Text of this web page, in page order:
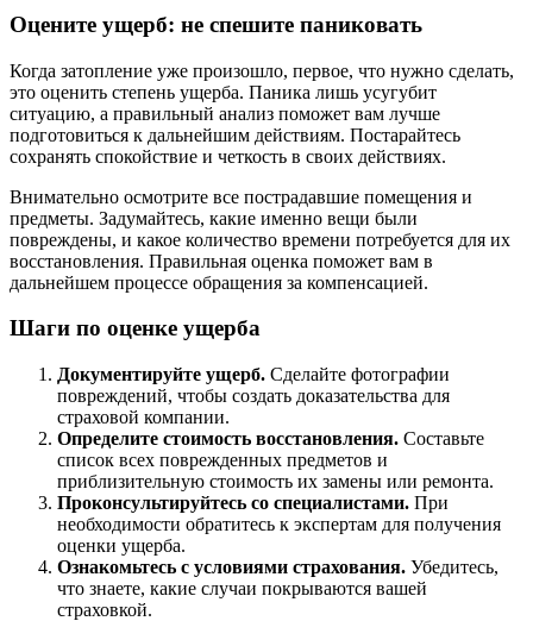
Оцените ущерб: не спешите паниковать
Когда затопление уже произошло, первое, что нужно сделать,
это оценить степень ущерба. Паника лишь усугубит
ситуацию, а правильный анализ поможет вам лучше
подготовиться к дальнейшим действиям. Постарайтесь
сохранять спокойствие и четкость в своих действиях.
Внимательно осмотрите все пострадавшие помещения и
предметы. Задумайтесь, какие именно вещи были
повреждены, и какое количество времени потребуется для их
восстановления. Правильная оценка поможет вам в
дальнейшем процессе обращения за компенсацией.
Шаги по оценке ущерба
Документируйте ущерб. Сделайте фотографии
повреждений, чтобы создать доказательства для
страховой компании.
Определите стоимость восстановления. Составьте
список всех поврежденных предметов и
приблизительную стоимость их замены или ремонта.
Проконсультируйтесь со специалистами. При
необходимости обратитесь к экспертам для получения
оценки ущерба.
Ознакомьтесь с условиями страхования. Убедитесь,
что знаете, какие случаи покрываются вашей
страховкой.